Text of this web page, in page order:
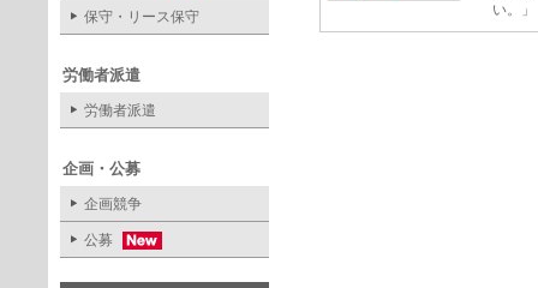
保守・リース保守
労働者派遣
労働者派遣
企画・公募
企画競争
公募
い。」